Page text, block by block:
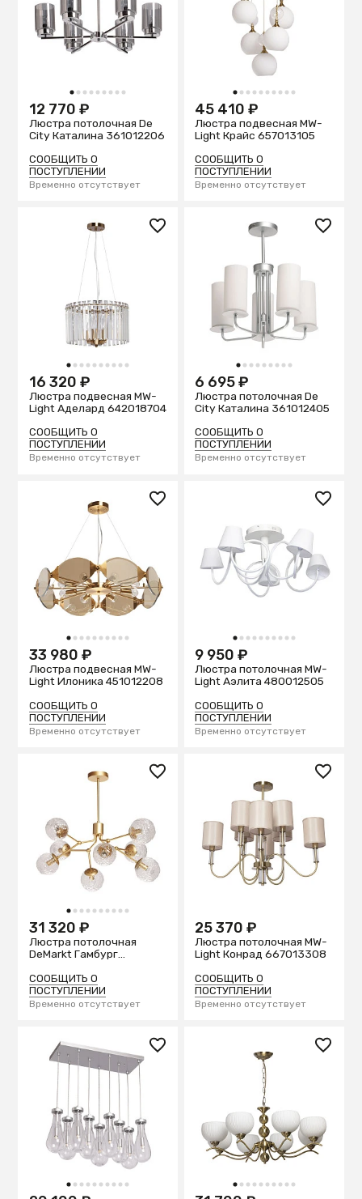
1 2 3 4 5 6 7 8 9
12 770 ₽
Люстра потолочная De
City Каталина 361012206
СООБЩИТЬ О
ПОСТУПЛЕНИИ
Временно отсутствует
1 2 3 4 5 6 7 8 9 10
45 410 ₽
Люстра подвесная MW-
Light Крайс 657013105
СООБЩИТЬ О
ПОСТУПЛЕНИИ
Временно отсутствует
1 2 3 4 5 6 7 8 9 10
16 320 ₽
Люстра подвесная MW-
Light Аделард 642018704
СООБЩИТЬ О
ПОСТУПЛЕНИИ
Временно отсутствует
1 2 3 4 5 6 7 8 9
6 695 ₽
Люстра потолочная De
City Каталина 361012405
СООБЩИТЬ О
ПОСТУПЛЕНИИ
Временно отсутствует
1 2 3 4 5 6 7 8 9 10
33 980 ₽
Люстра подвесная MW-
Light Илоника 451012208
СООБЩИТЬ О
ПОСТУПЛЕНИИ
Временно отсутствует
1 2 3 4 5 6 7 8 9 10
9 950 ₽
Люстра потолочная MW-
Light Аэлита 480012505
СООБЩИТЬ О
ПОСТУПЛЕНИИ
Временно отсутствует
1 2 3 4 5 6 7 8 9 10
31 320 ₽
Люстра потолочная
DeMarkt Гамбург
СООБЩИТЬ О
ПОСТУПЛЕНИИ
Временно отсутствует
25 370 ₽
Люстра потолочная MW-
Light Конрад 667013308
СООБЩИТЬ О
ПОСТУПЛЕНИИ
Временно отсутствует
1 2 3 4 5 6 7 8 9 10 1 2 3 4 5 6 7 8 9 10